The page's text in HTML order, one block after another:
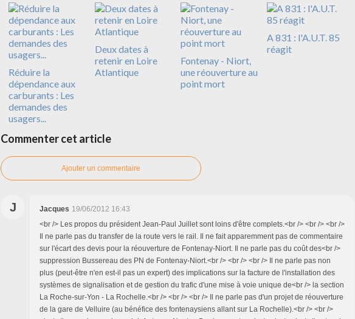
Réduire la
dépendance aux
carburants : Les
demandes des
usagers...
Deux dates à
retenir en Loire
Atlantique
Fontenay - Niort,
une réouverture au
point mort
A 831 : l'A.U.T. 85
réagit
Commenter cet article
Ajouter un commentaire
J Jacques 19/06/2012 16:43
<br /> Les propos du président Jean-Paul Juillet sont loins d'être complets.<br /> <br /> <br />
Il ne parle pas du transfer de la route vers le rail. Il ne fait apparemment pas de commentaire
sur l'écart des devis pour la réouverture de Fontenay-Niort. Il ne parle pas du coût des<br />
suppression Bussereau des PN de Fontenay-Niort.<br /> <br /> <br /> Il ne parle pas non
plus (peut-être n'en est-il pas un expert) des implications sur la facture de l'installation des
systèmes de signalisation et de gestion du trafic d'une mise à voie unique de<br /> la section
La Roche-sur-Yon - La Rochelle.<br /> <br /> <br /> Il ne parle pas d'un projet de réouverture
de la gare de Velluire (au bénéfice des fontenaysiens allant sur La Rochelle).<br /> <br />